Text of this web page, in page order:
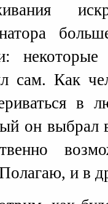
сам. Как
в
он
и в